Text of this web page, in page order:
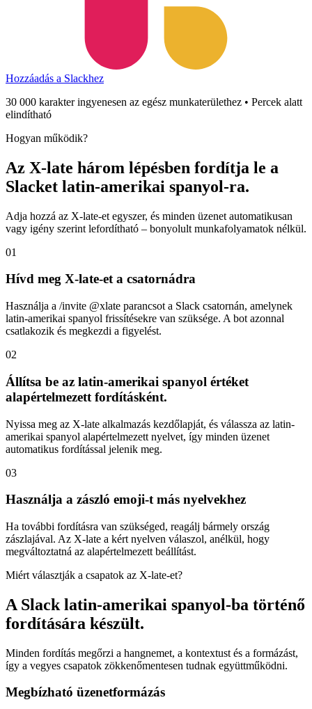
Hozzáadás a Slackhez
30 000 karakter ingyenesen az egész munkaterülethez • Percek alatt
elindítható
Hogyan működik?
Az X-late három lépésben fordítja le a
Slacket latin-amerikai spanyol-ra.
Adja hozzá az X-late-et egyszer, és minden üzenet automatikusan
vagy igény szerint lefordítható – bonyolult munkafolyamatok nélkül.
01
Hívd meg X-late-et a csatornádra
Használja a /invite @xlate parancsot a Slack csatornán, amelynek
latin-amerikai spanyol frissítésekre van szüksége. A bot azonnal
csatlakozik és megkezdi a figyelést.
02
Állítsa be az latin-amerikai spanyol értéket
alapértelmezett fordításként.
Nyissa meg az X-late alkalmazás kezdőlapját, és válassza az latin-
amerikai spanyol alapértelmezett nyelvet, így minden üzenet
automatikus fordítással jelenik meg.
03
Használja a zászló emoji-t más nyelvekhez
Ha további fordításra van szükséged, reagálj bármely ország
zászlajával. Az X-late a kért nyelven válaszol, anélkül, hogy
megváltoztatná az alapértelmezett beállítást.
Miért választják a csapatok az X-late-et?
A Slack latin-amerikai spanyol-ba történő
fordítására készült.
Minden fordítás megőrzi a hangnemet, a kontextust és a formázást,
így a vegyes csapatok zökkenőmentesen tudnak együttműködni.
Megbízható üzenetformázás